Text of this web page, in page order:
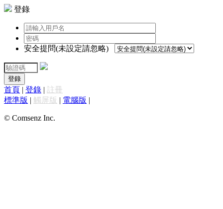
登錄
安全提問(未設定請忽略)
登錄
首頁 | 登錄 | 註冊
標準版 | 觸屏版 | 電腦版 |
© Comsenz Inc.